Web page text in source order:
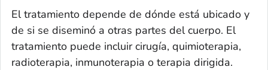
El tratamiento depende de dónde está ubicado y
de si se diseminó a otras partes del cuerpo. El
tratamiento puede incluir cirugía, quimioterapia,
radioterapia, inmunoterapia o terapia dirigida.